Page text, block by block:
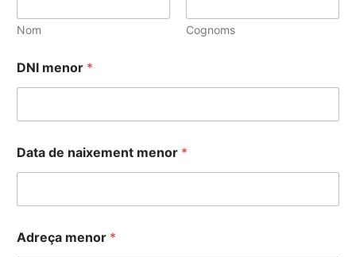
Nom Cognoms
DNI menor *
Data de naixement menor *
Adreça menor *